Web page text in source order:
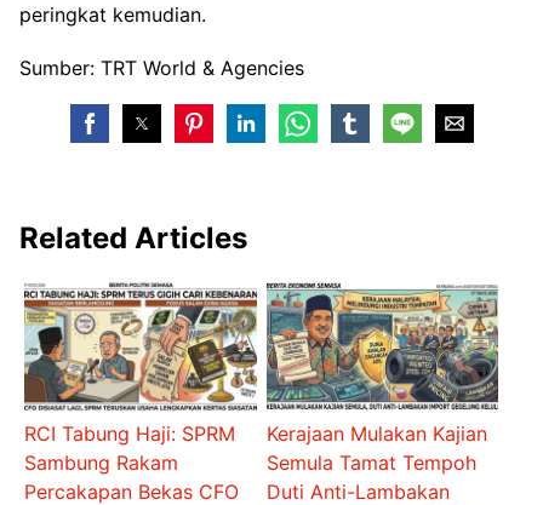
peringkat kemudian.
Sumber: TRT World & Agencies
Related Articles
RCI Tabung Haji: SPRM
Sambung Rakam
Percakapan Bekas CFO
Kerajaan Mulakan Kajian
Semula Tamat Tempoh
Duti Anti-Lambakan